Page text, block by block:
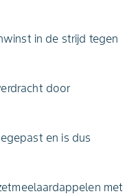
in de strijd tegen
door
en is dus
met